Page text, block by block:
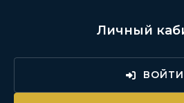
Личный
ВОЙТИ